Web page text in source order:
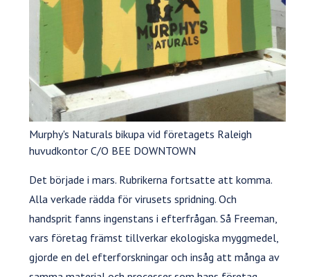
Murphy's Naturals bikupa vid företagets Raleigh
huvudkontor C/O BEE DOWNTOWN
Det började i mars. Rubrikerna fortsatte att komma.
Alla verkade rädda för virusets spridning. Och
handsprit fanns ingenstans i efterfrågan. Så Freeman,
vars företag främst tillverkar ekologiska myggmedel,
gjorde en del efterforskningar och insåg att många av